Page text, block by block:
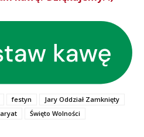
festyn
Jary Oddział Zamknięty
Święto Wolności